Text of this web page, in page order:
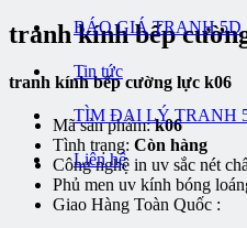
BÁO GIÁ TRANH 5D
Tin tức
TÌM ĐẠI LÝ TRANH
Liên hệ
tranh kính bếp
tranh kính bếp cường lực k06
Mã sản phẩm:k06
Tình trạng: Còn hàng
Công nghệ in uv sắc nét
Phủ men uv kính bóng
Giao Hàng Toàn Quốc :